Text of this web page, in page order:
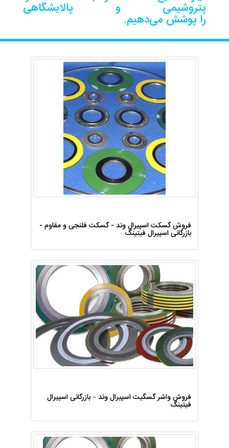
پتروشیمی و پالایشگاهی
را پوشش می‌دهیم.
فروش گسکت اسپیرال وند - گسکت فلنجی و مقاوم -
بازرگانی اسپیرال فیتینگ
فروش واشر گسگیت اسپیرال وند – بازرگانی اسپیرال
فیتینگ